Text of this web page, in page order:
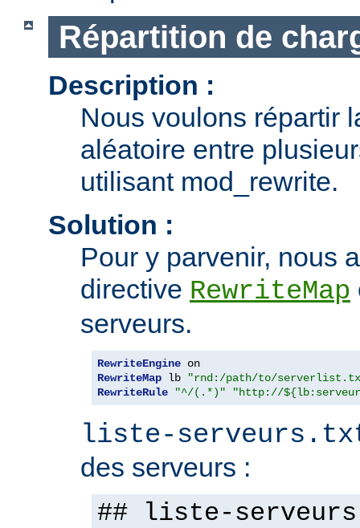
Répartition de
Description :
Nous voulons répartir
aléatoire entre
utilisant mod_rewrite.
Solution :
Pour y parvenir, nous
directive RewriteMap
serveurs.
RewriteEngine
RewriteMap lb
"rnd:/path/to/
RewriteRule
"^/(.*)" "http://
liste-
des serveurs :
## liste-